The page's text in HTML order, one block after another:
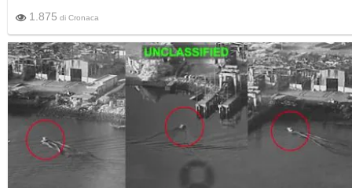
1.875 di Cronaca